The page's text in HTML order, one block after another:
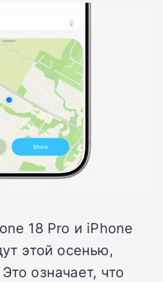
18 Pro и iPhone
этой осенью,
означает, что